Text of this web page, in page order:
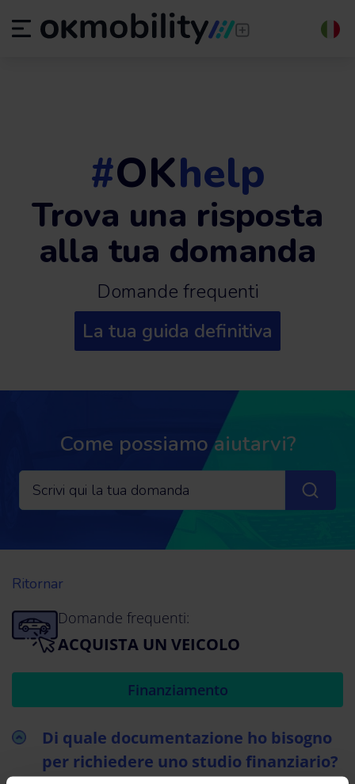
#OKhelp
Trova una risposta
alla tua domanda
Domande frequenti
La tua guida definitiva
Come possiamo aiutarvi?
Ritornar
Domande frequenti:
ACQUISTA UN VEICOLO
Finanziamento
Di quale documentazione ho bisogno
per richiedere uno studio finanziario?